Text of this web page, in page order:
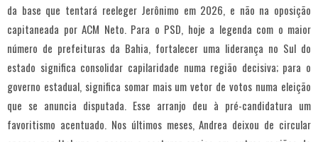
da base que tentará reeleger Jerônimo em 2026, e não na oposição
capitaneada por ACM Neto. Para o PSD, hoje a legenda com o maior
número de prefeituras da Bahia, fortalecer uma liderança no Sul do
estado significa consolidar capilaridade numa região decisiva; para o
governo estadual, significa somar mais um vetor de votos numa eleição
que se anuncia disputada. Esse arranjo deu à pré-candidatura um
favoritismo acentuado. Nos últimos meses, Andrea deixou de circular